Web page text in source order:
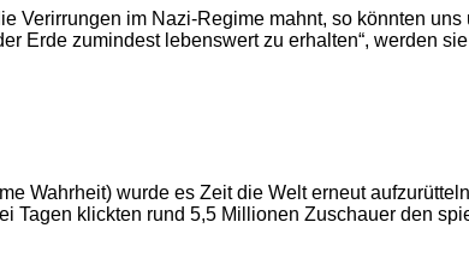
Verirrungen im Nazi-Regime mahnt, so könnten
Erde zumindest lebenswert zu erhalten“, werden
Wahrheit) wurde es Zeit die Welt erneut
Tagen klickten rund 5,5 Millionen Zuschauer den